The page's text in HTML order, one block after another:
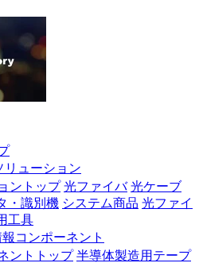
リューション
ントップ 光ファイバ 光ケーブ
・識別機 システム商品 光ファイ
工具
コンポーネント
ントトップ 半導体製造用テープ